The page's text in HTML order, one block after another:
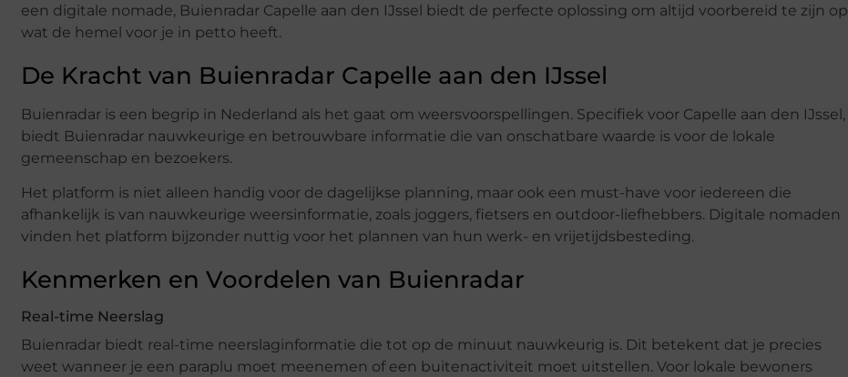
een digitale nomade, Buienradar Capelle aan den IJssel biedt de perfecte oplossing om altijd voorbereid te zijn op
wat de hemel voor je in petto heeft.
De Kracht van Buienradar Capelle aan den IJssel
Buienradar is een begrip in Nederland als het gaat om weersvoorspellingen. Specifiek voor Capelle aan den IJssel,
biedt Buienradar nauwkeurige en betrouwbare informatie die van onschatbare waarde is voor de lokale
gemeenschap en bezoekers.
Het platform is niet alleen handig voor de dagelijkse planning, maar ook een must-have voor iedereen die
afhankelijk is van nauwkeurige weersinformatie, zoals joggers, fietsers en outdoor-liefhebbers. Digitale nomaden
vinden het platform bijzonder nuttig voor het plannen van hun werk- en vrijetijdsbesteding.
Kenmerken en Voordelen van Buienradar
Real-time Neerslag
Buienradar biedt real-time neerslaginformatie die tot op de minuut nauwkeurig is. Dit betekent dat je precies
weet wanneer je een paraplu moet meenemen of een buitenactiviteit moet uitstellen. Voor lokale bewoners